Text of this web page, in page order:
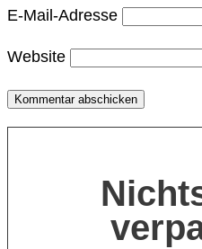
E-Mail-Adresse
Website